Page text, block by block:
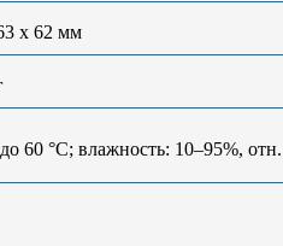
x 62 мм
60 °С; влажность: 10–95%,